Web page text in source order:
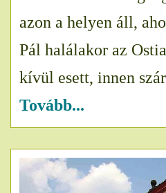
azon a helyen áll,
Pál halálakor az
kívül esett, innen
Tovább...